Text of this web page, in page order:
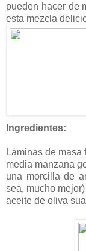
pueden hacer de
esta mezcla
Ingredientes:
Láminas de masa
media manzana
una morcilla de
sea, mucho mejor)
aceite de oliva